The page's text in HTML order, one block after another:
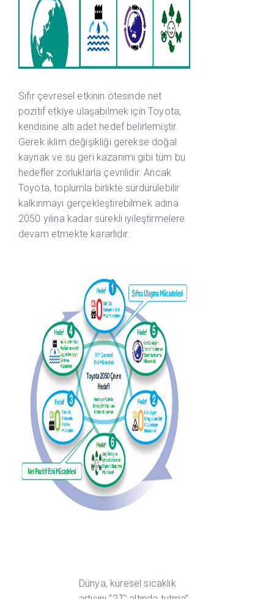
Sıfır çevresel etkinin ötesinde net
pozitif etkiye ulaşabilmek için Toyota,
kendisine altı adet hedef belirlemiştir.
Gerek iklim değişikliği gerekse doğal
kaynak ve su geri kazanımı gibi tüm bu
hedefler zorluklarla çevrilidir. Ancak
Toyota, toplumla birlikte sürdürülebilir
kalkınmayı gerçekleştirebilmek adına
2050 yılına kadar sürekli iyileştirmelere
devam etmekte kararlıdır.
Dünya, küresel sıcaklık